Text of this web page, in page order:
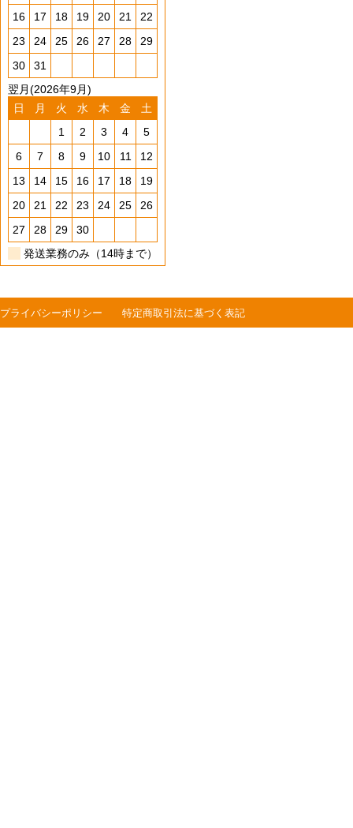
16
17 18 19 20 21
22
23
24 25 26 27 28
29
30
31
翌月(2026年9月)
日
月 火 水 木 金
土
1
2 3 4
5
6
7 8 9 10 11
12
13
14 15 16 17 18
19
20
21 22 23 24 25
26
27
28 29
30
発送業務のみ（14時まで）
プライバシーポリシー 特定商取引法に基づく表記